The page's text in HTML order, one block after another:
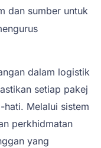
dan sumber untuk
dalam logistik
setiap pakej
Melalui sistem
perkhidmatan
yang